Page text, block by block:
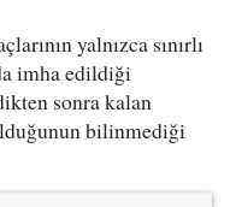
yalnızca sınırlı
imha edildiği
sonra kalan
bilinmediği